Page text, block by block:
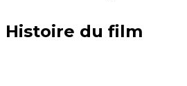
Histoire du film